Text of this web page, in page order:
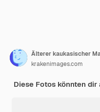
krakenimages.com
Diese Fotos könnten